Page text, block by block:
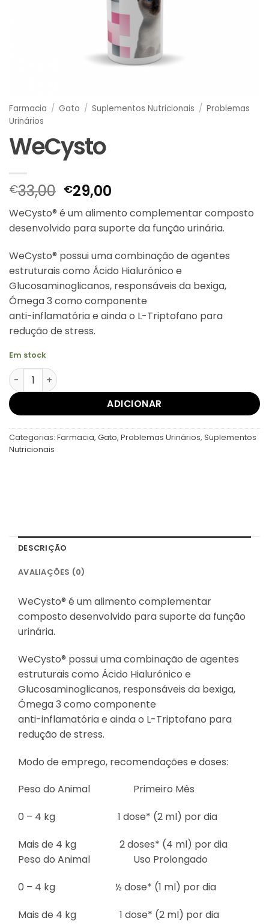
Farmacia / Gato / Suplementos Nutricionais / Problemas
Urinários
WeCysto
€33,00 O
preço
original
era:
€33,00.
€29,00
preço
atual
é:
€29,00.
WeCysto® é um alimento complementar composto
desenvolvido para suporte da função urinária.
WeCysto® possui uma combinação de agentes
estruturais como Ácido Hialurónico e
Glucosaminoglicanos, responsáveis da bexiga,
Ómega 3 como componente
anti-inflamatória e ainda o L-Triptofano para
redução de stress.
Em stock
Quantidade de WeCysto
ADICIONAR
Categorias: Farmacia, Gato, Problemas Urinários, Suplementos
Nutricionais
DESCRIÇÃO
AVALIAÇÕES (0)
WeCysto® é um alimento complementar
composto desenvolvido para suporte da função
urinária.
WeCysto® possui uma combinação de agentes
estruturais como Ácido Hialurónico e
Glucosaminoglicanos, responsáveis da bexiga,
Ómega 3 como componente
anti-inflamatória e ainda o L-Triptofano para
redução de stress.
Modo de emprego, recomendações e doses:
Peso do Animal Primeiro Mês
0 – 4 kg 1 dose* (2 ml) por dia
Mais de 4 kg 2 doses* (4 ml) por dia
Peso do Animal Uso Prolongado
0 – 4 kg ½ dose* (1 ml) por dia
Mais de 4 kg 1 dose* (2 ml) por dia